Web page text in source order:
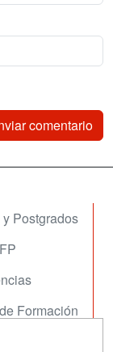
y Postgrados
Formación